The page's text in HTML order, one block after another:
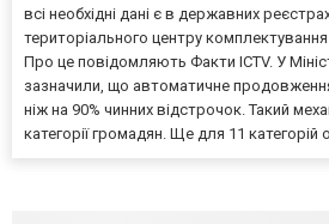
всі необхідні дані є в державних
територіального центру
Про це повідомляють Факти ICTV. У
зазначили, що автоматичне
ніж на 90% чинних відстрочок. Такий
категорії громадян. Ще для 11 категорій